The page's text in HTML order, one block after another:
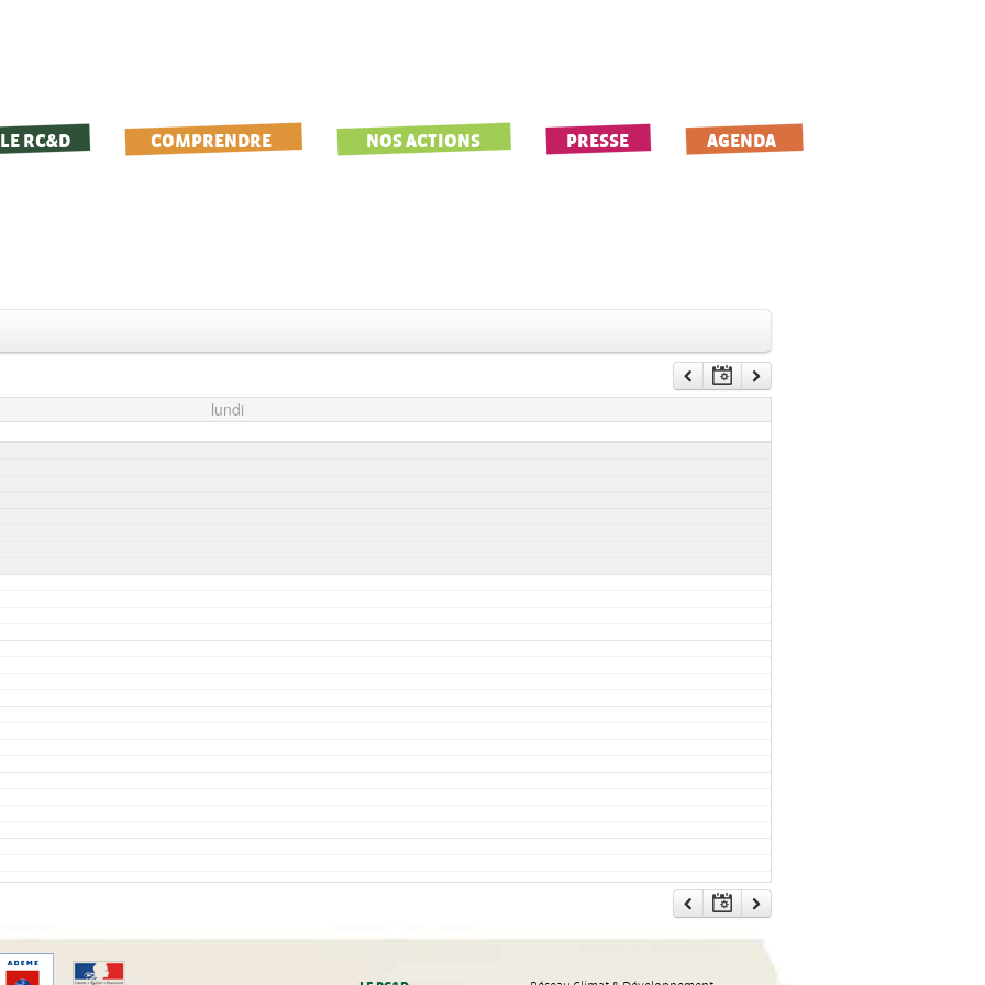
LE RC&D COMPRENDRE NOS ACTIONS PRESSE AGENDA
lundi